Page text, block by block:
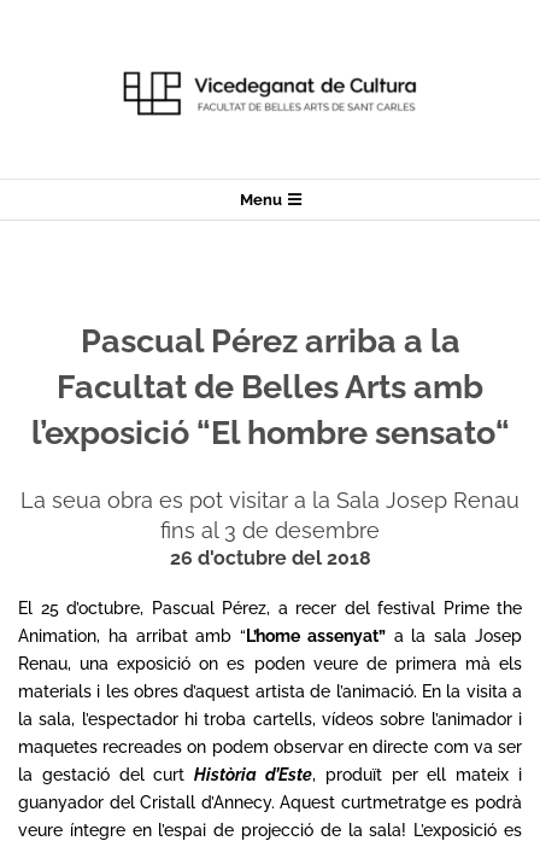
Navigation
Menu
Pascual Pérez arriba a la
Facultat de Belles Arts amb
l’exposició “El hombre sensato“
La seua obra es pot visitar a la Sala Josep Renau
fins al 3 de desembre
26 d'octubre del 2018
El 25 d’octubre, Pascual Pérez, a recer del festival Prime the
Animation, ha arribat amb “ L’home assenyat”a la sala Josep
Renau, una exposició on es poden veurede primera mà els
materials i les obres d’aquest artista de l’animació. En la visita a
la sala, l’espectador hi troba cartells, vídeos sobre l’animador i
maquetes recreades on podem observar en directe com va ser
la gestació del curtHistòria d’Este, produït per ell mateix i
guanyador delCristall d’Annecy. Aquest curtmetratgees podrà
veure íntegre en l’espai de projecció de la sala! L’exposició es